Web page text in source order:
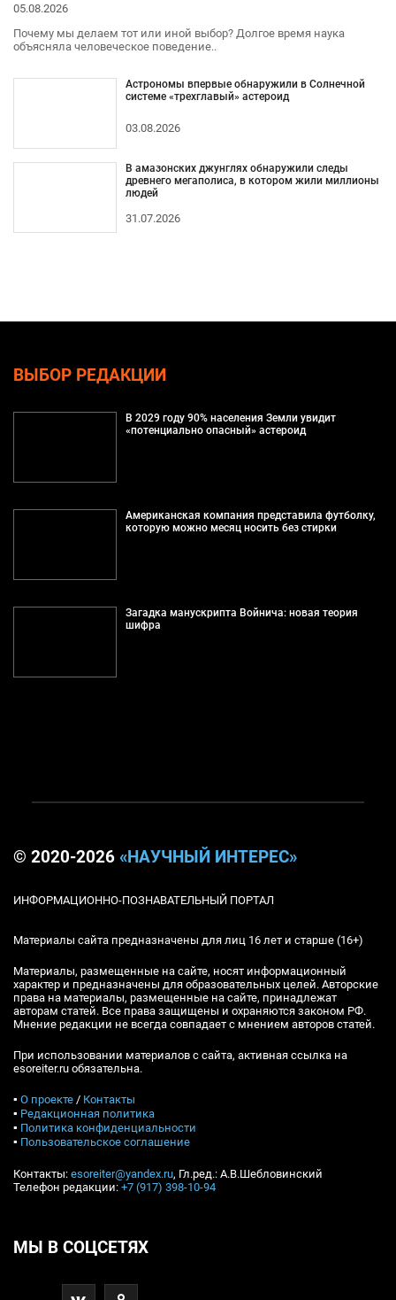
05.08.2026
Почему мы делаем тот или иной выбор? Долгое время наука
объясняла человеческое поведение..
Астрономы впервые обнаружили в Солнечной
системе «трехглавый» астероид
03.08.2026
В амазонских джунглях обнаружили следы
древнего мегаполиса, в котором жили миллионы
людей
31.07.2026
ВЫБОР РЕДАКЦИИ
В 2029 году 90% населения Земли увидит
«потенциально опасный» астероид
Американская компания представила футболку,
которую можно месяц носить без стирки
Загадка манускрипта Войнича: новая теория
шифра
© 2020-2026 «НАУЧНЫЙ ИНТЕРЕС»
ИНФОРМАЦИОННО-ПОЗНАВАТЕЛЬНЫЙ ПОРТАЛ
Материалы сайта предназначены для лиц 16 лет и старше (16+)
Материалы, размещенные на сайте, носят информационный
характер и предназначены для образовательных целей. Авторские
права на материалы, размещенные на сайте, принадлежат
авторам статей. Все права защищены и охраняются законом РФ.
Мнение редакции не всегда совпадает с мнением авторов статей.
При использовании материалов с сайта, активная ссылка на
esoreiter.ru обязательна.
▪ О проекте / Контакты
▪ Редакционная политика
▪ Политика конфиденциальности
▪ Пользовательское соглашение
Контакты: esoreiter@yandex.ru, Гл.ред.: А.В.Шебловинский
Телефон редакции: +7 (917) 398-10-94
МЫ В СОЦСЕТЯХ